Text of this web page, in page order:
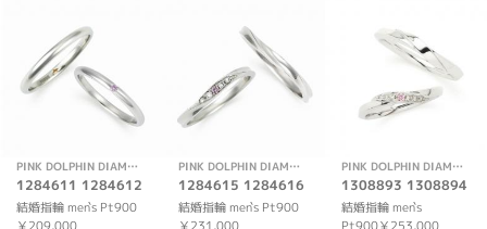
PINK DOLPHIN DIAMOND
1284611 1284612
結婚指輪 men`s Pt900
PINK DOLPHIN DIAMOND
1284615 1284616
結婚指輪 men`s Pt900
PINK DOLPHIN DIAMOND
1308893 1308894
結婚指輪 men`s